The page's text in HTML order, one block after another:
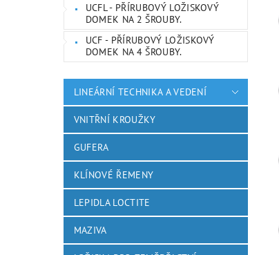
UCFL - PŘÍRUBOVÝ LOŽISKOVÝ
DOMEK NA 2 ŠROUBY.
UCF - PŘÍRUBOVÝ LOŽISKOVÝ
DOMEK NA 4 ŠROUBY.
LINEÁRNÍ TECHNIKA A VEDENÍ
VNITŘNÍ KROUŽKY
GUFERA
KLÍNOVÉ ŘEMENY
LEPIDLA LOCTITE
MAZIVA